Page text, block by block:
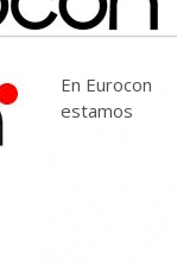
En Eurocon
estamos